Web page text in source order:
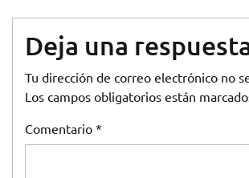
Deja una
Tu dirección de correo electrónico no
Los campos obligatorios están
Comentario *